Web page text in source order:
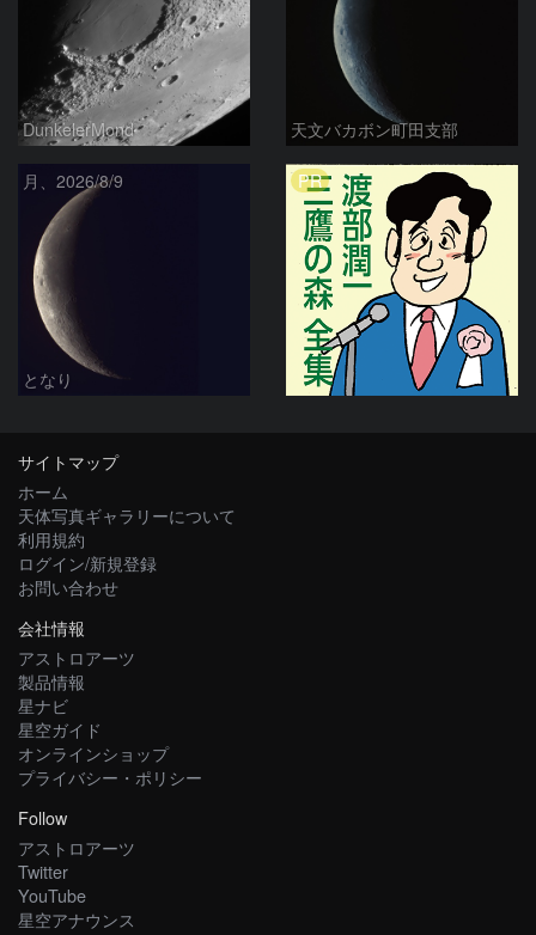
DunkelerMond 天文バカボン町田支部
月、2026/8/9
となり
PR
サイトマップ
ホーム
天体写真ギャラリーについて
利用規約
ログイン/新規登録
お問い合わせ
会社情報
アストロアーツ
製品情報
星ナビ
星空ガイド
オンラインショップ
プライバシー・ポリシー
Follow
アストロアーツ
Twitter
YouTube
星空アナウンス